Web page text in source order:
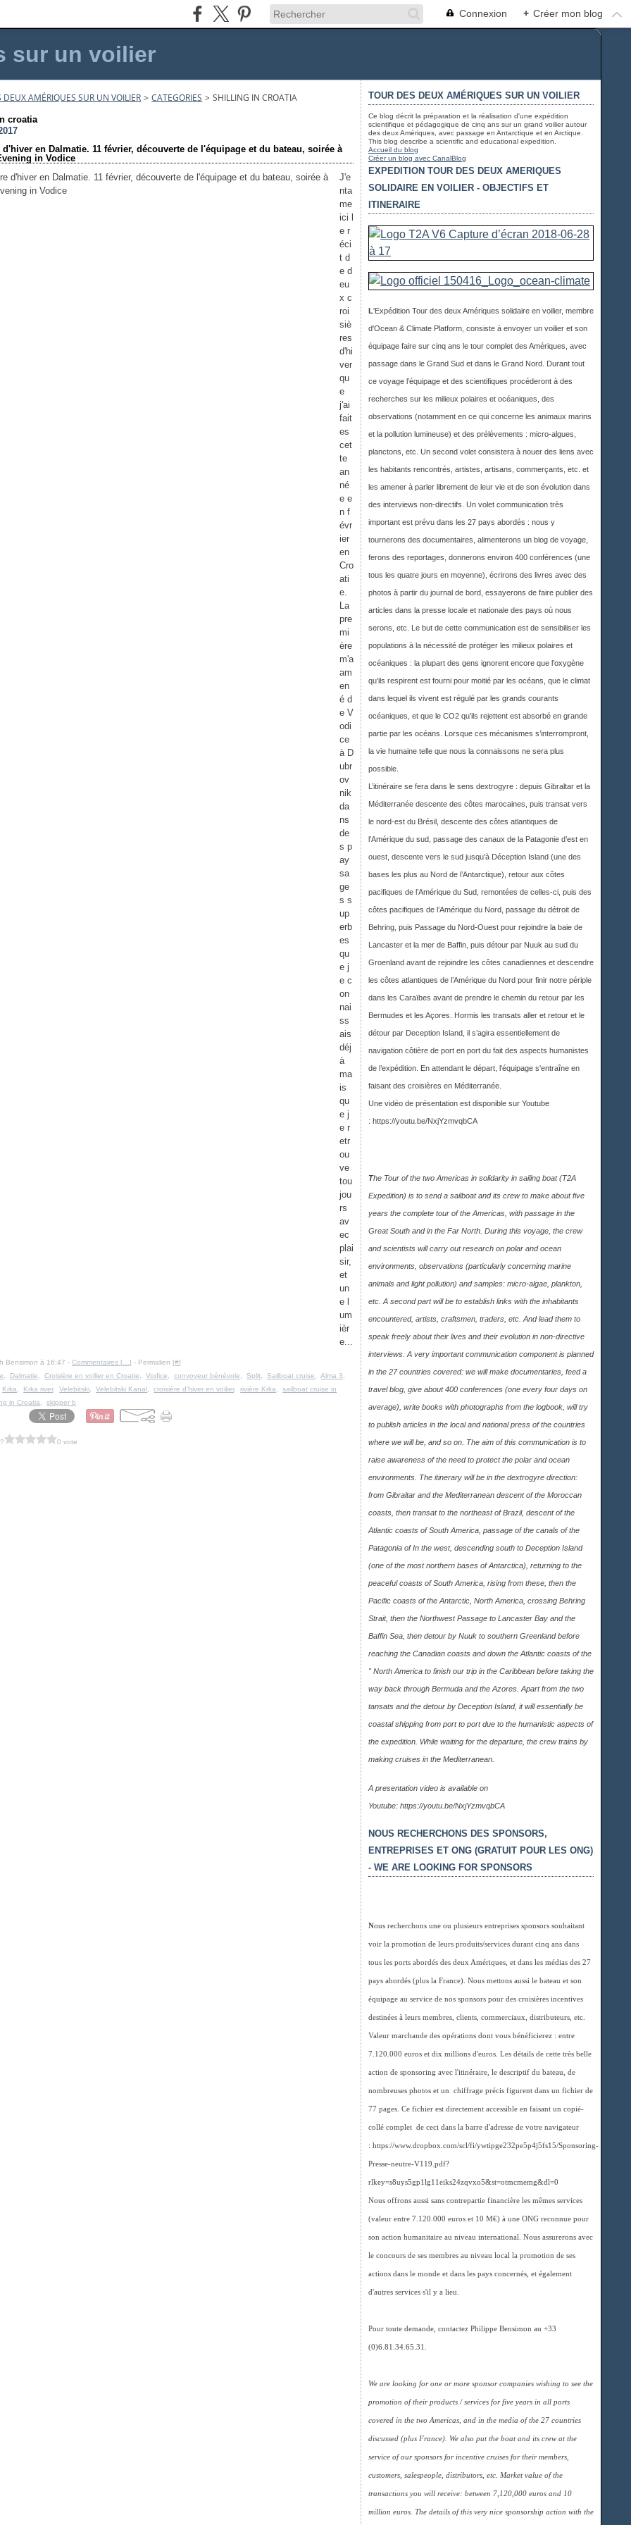
Connexion + Créer mon blog
sur un voilier
DEUX AMÉRIQUES SUR UN VOILIER > CATEGORIES > SHILLING IN CROATIA
croatia
en Dalmatie. 11 février, découverte de l'équipage et du bateau, soirée à
in Vodice
J'e
nta
me
ici l
e r
éci
t d
e d
eu
x c
roi
siè
res
d'hi
ver
qu
e
j'ai
fait
es
cet
te
an
né
e e
n f
évr
ier
en
Cro
ati
e.
La
pre
mi
ère
m'a
am
en
é d
e V
odi
ce
à D
ubr
ov
nik
da
ns
de
s p
ay
sa
ge
s s
up
erb
es
qu
e j
e c
on
nai
ss
ais
déj
à
ma
is
qu
e j
e r
etr
ou
ve
tou
jou
rs
av
ec
plai
sir,
et
un
e l
um
ièr
e...
Bensimon à 16:47 -Commentaires [ …] - Permalien [#]
Dalmatie ,Croisière en voilier en Croatie ,Vodice ,convoyeur bénévole ,Split ,Sailboat cruise ,Alma 3
Krka Krka river,Velebitski ,Velebitski Kanal ,croisière d'hiver en voilier,rivière Krka ,sailboat cruise in
in Croatia ,skipper b
0 vote
TOUR DES DEUX AMÉRIQUES SUR UN VOILIER
Ce blog décrit la préparation et la réalisation d'une expédition
scientifique et pédagogique de cinq ans sur un grand voilier autour
des deux Amériques, avec passage en Antarctique et en Arctique.
This blog describe a scientific and educational expedition.
Accueil du blog
Créer un blog avec CanalBlog
EXPEDITION TOUR DES DEUX AMERIQUES
SOLIDAIRE EN VOILIER - OBJECTIFS ET
ITINERAIRE
L'Expédition Tour des deux Amériques solidaire en voilier, membre
d'Ocean & Climate Platform, consiste à envoyer un voilier et son
équipage faire sur cinq ans le tour complet des Amériques, avec
passage dans le Grand Sud et dans le Grand Nord. Durant tout
ce voyage l’équipage et des scientifiques procéderont à des
recherches sur les milieux polaires et océaniques, des
observations (notamment en ce qui concerne les animaux marins
et la pollution lumineuse) et des prélèvements : micro-algues,
planctons, etc. Un second volet consistera à nouer des liens avec
les habitants rencontrés, artistes, artisans, commerçants, etc. et
les amener à parler librement de leur vie et de son évolution dans
des interviews non-directifs. Un volet communication très
important est prévu dans les 27 pays abordés : nous y
tournerons des documentaires, alimenterons un blog de voyage,
ferons des reportages, donnerons environ 400 conférences (une
tous les quatre jours en moyenne), écrirons des livres avec des
photos à partir du journal de bord, essayerons de faire publier des
articles dans la presse locale et nationale des pays où nous
serons, etc. Le but de cette communication est de sensibiliser les
populations à la nécessité de protéger les milieux polaires et
océaniques : la plupart des gens ignorent encore que l’oxygène
qu’ils respirent est fourni pour moitié par les océans, que le climat
dans lequel ils vivent est régulé par les grands courants
océaniques, et que le CO2 qu’ils rejettent est absorbé en grande
partie par les océans. Lorsque ces mécanismes s’interrompront,
la vie humaine telle que nous la connaissons ne sera plus
possible.
L’itinéraire se fera dans le sens dextrogyre : depuis Gibraltar et la
Méditerranée descente des côtes marocaines, puis transat vers
le nord-est du Brésil, descente des côtes atlantiques de
l’Amérique du sud, passage des canaux de la Patagonie d’est en
ouest, descente vers le sud jusqu’à Déception Island (une des
bases les plus au Nord de l’Antarctique), retour aux côtes
pacifiques de l’Amérique du Sud, remontées de celles-ci, puis des
côtes pacifiques de l’Amérique du Nord, passage du détroit de
Behring, puis Passage du Nord-Ouest pour rejoindre la baie de
Lancaster et la mer de Baffin, puis détour par Nuuk au sud du
Groenland avant de rejoindre les côtes canadiennes et descendre
les côtes atlantiques de l’Amérique du Nord pour finir notre périple
dans les Caraïbes avant de prendre le chemin du retour par les
Bermudes et les Açores. Hormis les transats aller et retour et le
détour par Deception Island, il s’agira essentiellement de
navigation côtière de port en port du fait des aspects humanistes
de l’expédition. En attendant le départ, l'équipage s'entraîne en
faisant des croisières en Méditerranée.
Une vidéo de présentation est disponible sur Youtube
: https://youtu.be/NxjYzmvqbCA
The Tour of the two Americas in solidarity in sailing boat (T2A
Expedition) is to send a sailboat and its crew to make about five
years the complete tour of the Americas, with passage in the
Great South and in the Far North. During this voyage, the crew
and scientists will carry out research on polar and ocean
environments, observations (particularly concerning marine
animals and light pollution) and samples: micro-algae, plankton,
etc. A second part will be to establish links with the inhabitants
encountered, artists, craftsmen, traders, etc. And lead them to
speak freely about their lives and their evolution in non-directive
interviews. A very important communication component is planned
in the 27 countries covered: we will make documentaries, feed a
travel blog, give about 400 conferences (one every four days on
average), write books with photographs from the logbook, will try
to publish articles in the local and national press of the countries
where we will be, and so on. The aim of this communication is to
raise awareness of the need to protect the polar and ocean
environments. The itinerary will be in the dextrogyre direction:
from Gibraltar and the Mediterranean descent of the Moroccan
coasts, then transat to the northeast of Brazil, descent of the
Atlantic coasts of South America, passage of the canals of the
Patagonia of In the west, descending south to Deception Island
(one of the most northern bases of Antarctica), returning to the
peaceful coasts of South America, rising from these, then the
Pacific coasts of the Antarctic, North America, crossing Behring
Strait, then the Northwest Passage to Lancaster Bay and the
Baffin Sea, then detour by Nuuk to southern Greenland before
reaching the Canadian coasts and down the Atlantic coasts of the
" North America to finish our trip in the Caribbean before taking the
way back through Bermuda and the Azores. Apart from the two
tansats and the detour by Deception Island, it will essentially be
coastal shipping from port to port due to the humanistic aspects of
the expedition. While waiting for the departure, the crew trains by
making cruises in the Mediterranean.
A presentation video is available on
Youtube: https://youtu.be/NxjYzmvqbCA
NOUS RECHERCHONS DES SPONSORS,
ENTREPRISES ET ONG (GRATUIT POUR LES ONG)
- WE ARE LOOKING FOR SPONSORS
Nous recherchons une ou plusieurs entreprises sponsors souhaitant
voir la promotion de leurs produits/services durant cinq ans dans
tous les ports abordés des deux Amériques, et dans les médias des 27
pays abordés (plus la France). Nous mettons aussi le bateau et son
équipage au service de nos sponsors pour des croisières incentives
destinées à leurs membres, clients, commerciaux, distributeurs, etc.
Valeur marchande des opérations dont vous bénéficierez : entre
7.120.000 euros et dix millions d'euros. Les détails de cette très belle
action de sponsoring avec l'itinéraire, le descriptif du bateau, de
nombreuses photos et un chiffrage précis figurent dans un fichier de
77 pages. Ce fichier est directement accessible en faisant un copié-
collé complet de ceci dans la barre d'adresse de votre navigateur
: https://www.dropbox.com/scl/fi/ywtipge232pe5p4j5fs15/Sponsoring-
Presse-neutre-V119.pdf?
rlkey=s8uys5gp1lg11eiks24zqvxo5&st=otmcmemg&dl=0
Nous offrons aussi sans contrepartie financière les mêmes services
(valeur entre 7.120.000 euros et 10 M€) à une ONG reconnue pour
son action humanitaire au niveau international. Nous assurerons avec
le concours de ses membres au niveau local la promotion de ses
actions dans le monde et dans les pays concernés, et également
d'autres services s'il y a lieu.
Pour toute demande, contactez Philippe Bensimon au +33
(0)6.81.34.65.31.
We are looking for one or more sponsor companies wishing to see the
promotion of their products / services for five years in all ports
covered in the two Americas, and in the media of the 27 countries
discussed (plus France). We also put the boat and its crew at the
service of our sponsors for incentive cruises for their members,
customers, salespeople, distributors, etc. Market value of the
transactions you will receive: between 7,120,000 euros and 10
million euros. The details of this very nice sponsorship action with the